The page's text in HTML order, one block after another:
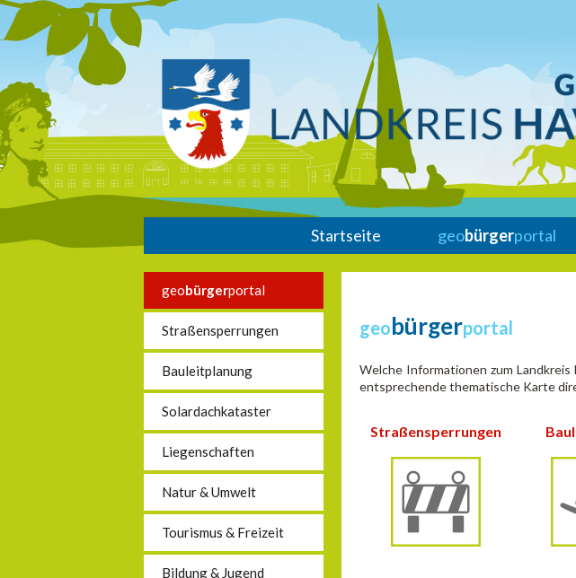
Startseite geobürgerportal
geobürgerportal
Straßensperrungen
Bauleitplanung
Solardachkataster
Liegenschaften
Natur & Umwelt
Tourismus & Freizeit
Bildung & Jugend
geobürgerportal
Welche Informationen zum
entsprechende thematische Karte
Straßensperrungen